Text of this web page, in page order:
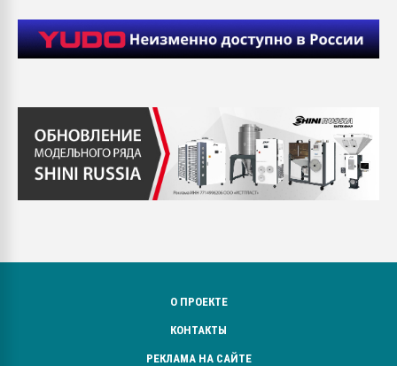
О ПРОЕКТЕ
КОНТАКТЫ
РЕКЛАМА НА САЙТЕ